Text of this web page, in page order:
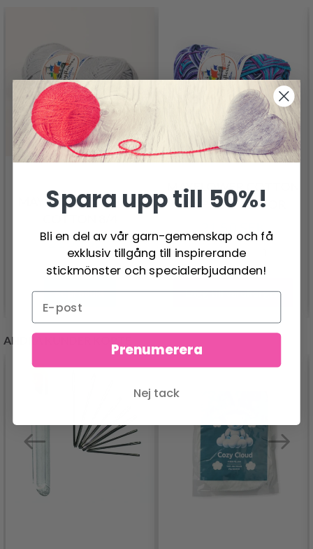
MAYFLOWER JUNIOR
COTTON 8/4
21.50 SEK
Se produkt
MAYFLOWER COTTON
8/4 PRINT JUNIOR
Lägg till varukorgen
ANDRA KUNDER KÖPTE
Spara upp till 50%!
Bli en del av vår garn-gemenskap och få
exklusiv tillgång till inspirerande
stickmönster och specialerbjudanden!
Prenumerera
Nej tack